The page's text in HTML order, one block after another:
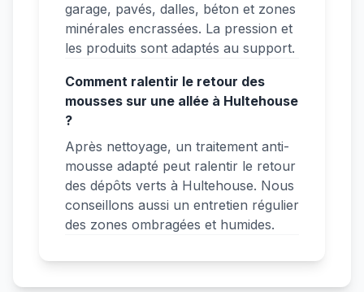
garage, pavés, dalles, béton et zones
minérales encrassées. La pression et
les produits sont adaptés au support.
Comment ralentir le retour des
mousses sur une allée à Hultehouse
?
Après nettoyage, un traitement anti-
mousse adapté peut ralentir le retour
des dépôts verts à Hultehouse. Nous
conseillons aussi un entretien régulier
des zones ombragées et humides.